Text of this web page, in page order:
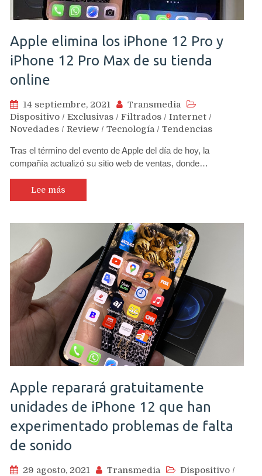
Apple elimina los iPhone 12 Pro y
iPhone 12 Pro Max de su tienda
online
14 septiembre, 2021
Transmedia
Dispositivo / Exclusivas / Filtrados / Internet /
Novedades / Review / Tecnología / Tendencias
Tras el término del evento de Apple del día de hoy, la
compañía actualizó su sitio web de ventas, donde…
Lee más
Apple reparará gratuitamente
unidades de iPhone 12 que han
experimentado problemas de falta
de sonido
29 agosto, 2021 Transmedia Dispositivo /